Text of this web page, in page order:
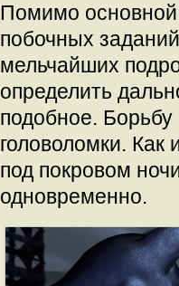
Помимо основной
побочных
мельчайших
определить
подобное.
головоломки. Как
под покровом
одновременно.